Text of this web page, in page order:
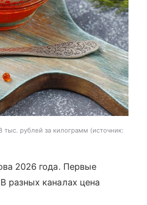
тыс. рублей за килограмм
источник:
2026 года. Первые
разных каналах цена